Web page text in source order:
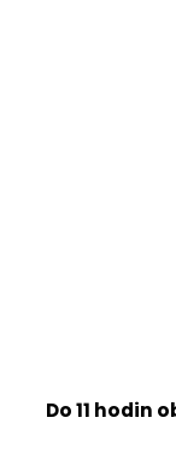
Do 11 hodin